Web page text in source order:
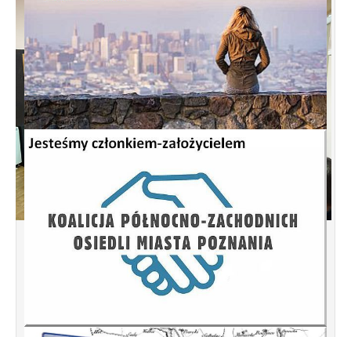
Spotkanie informacyjne w sprawie
budowy ulic Łebska, Łagowska,
Kociewska, Żukowska